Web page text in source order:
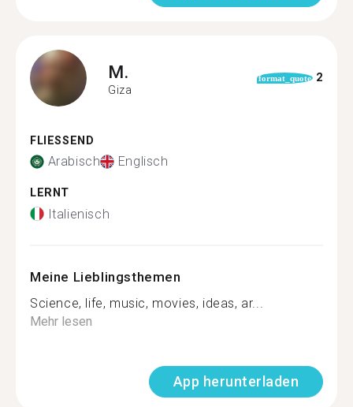
M.
Giza
format_quote 2
FLIESSEND
Arabisch Englisch
LERNT
Italienisch
Meine Lieblingsthemen
Science, life, music, movies, ideas, ar...
Mehr lesen
App herunterladen